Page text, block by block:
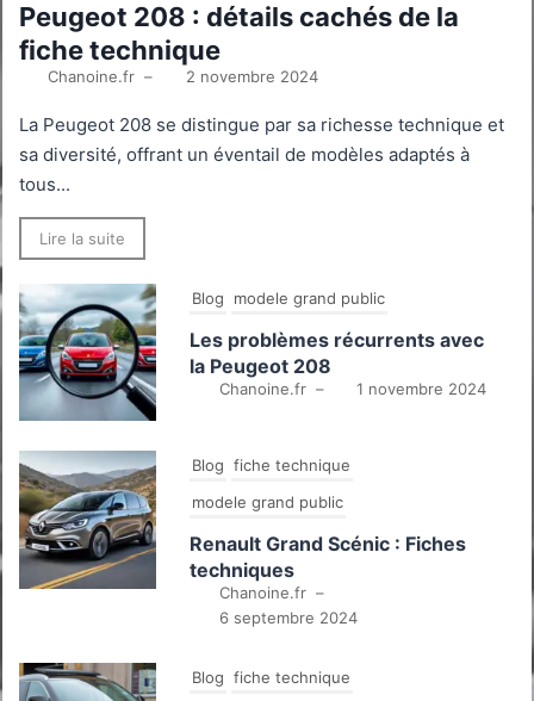
Peugeot 208 : détails cachés de la
fiche technique
Chanoine.fr – 2 novembre 2024
La Peugeot 208 se distingue par sa richesse technique et
sa diversité, offrant un éventail de modèles adaptés à
tous...
Lire la suite
Blog modele grand public
Les problèmes récurrents avec
la Peugeot 208
Chanoine.fr – 1 novembre 2024
Blog fiche technique
modele grand public
Renault Grand Scénic : Fiches
techniques
Chanoine.fr –
6 septembre 2024
Blog fiche technique